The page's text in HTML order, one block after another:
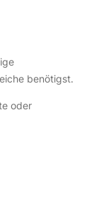
benötigst.
oder